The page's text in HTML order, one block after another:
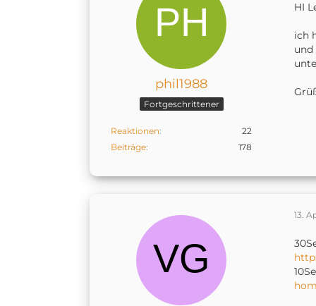
phil1988
Fortgeschrittener
Reaktionen
22
Beiträge
178
HI
ich
und
13.